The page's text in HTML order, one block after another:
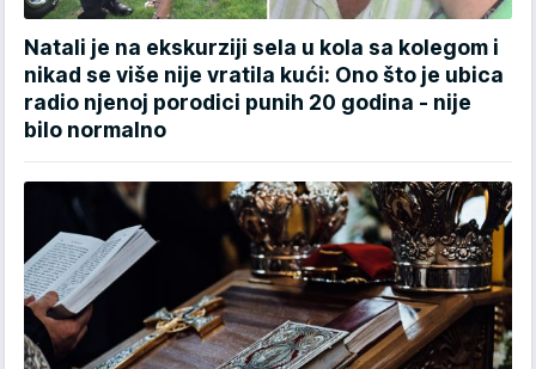
Natali je na ekskurziji sela u kola sa kolegom i
nikad se više nije vratila kući: Ono što je ubica
radio njenoj porodici punih 20 godina - nije
bilo normalno